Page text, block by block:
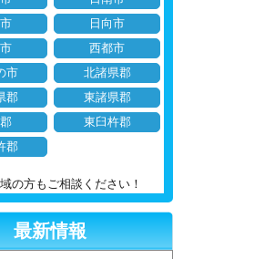
日向市
西都市
市
北諸県郡
郡
東諸県郡
東臼杵郡
郡
の方もご相談ください！
最新情報